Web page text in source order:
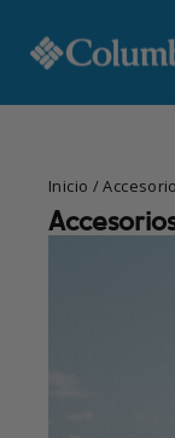
directamente
Inicio /